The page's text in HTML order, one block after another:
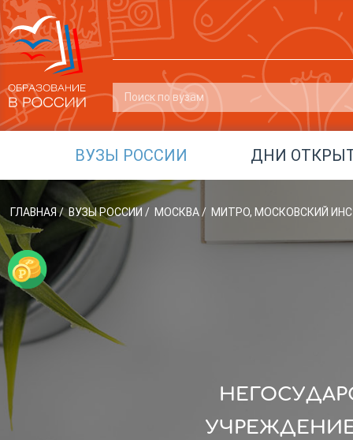
ВУЗЫ РОССИИ ДНИ
ГЛАВНАЯ/ ВУЗЫ РОССИИ / МОСКВА/ МИТРО, МОСКОВСКИЙ